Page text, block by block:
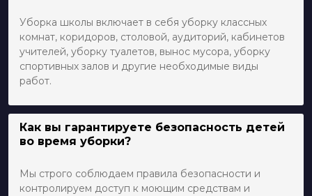
Уборка школы включает в себя уборку классных
комнат, коридоров, столовой, аудиторий, кабинетов
учителей, уборку туалетов, вынос мусора, уборку
спортивных залов и другие необходимые виды
работ.
Как вы гарантируете безопасность детей
во время уборки?
Мы строго соблюдаем правила безопасности и
контролируем доступ к моющим средствам и